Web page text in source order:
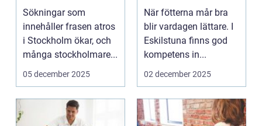
och modern
behandling
Sökningar som
innehåller frasen atros
i Stockholm ökar, och
många stockholmare...
05 december 2025
och resultat
När fötterna mår bra
blir vardagen lättare. I
Eskilstuna finns god
kompetens in...
02 december 2025